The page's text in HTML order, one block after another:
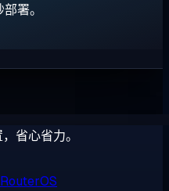
署。
省心省力。